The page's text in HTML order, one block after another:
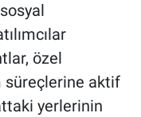
özel
süreçlerine aktif
yerlerinin